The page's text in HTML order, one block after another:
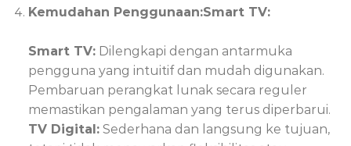
Kemudahan Penggunaan:Smart TV:
Smart TV:Dilengkapi dengan antarmuka
pengguna yang intuitif dan mudah digunakan.
Pembaruan perangkat lunak secara reguler
memastikan pengalaman yang terus diperbarui.
TV Digital:Sederhana dan langsung ke tujuan,